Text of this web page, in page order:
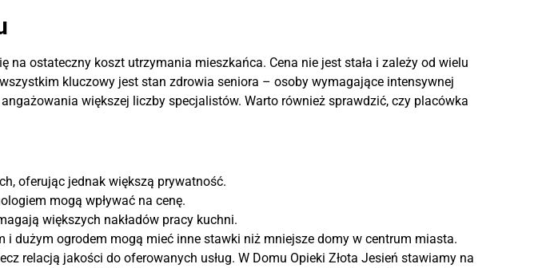
na ostateczny koszt utrzymania mieszkańca. Cena nie jest stała i zależy od wielu
kluczowy jest stan zdrowia seniora – osoby wymagające intensywnej
większej liczby specjalistów. Warto również sprawdzić, czy placówka
oferując jednak większą prywatność.
mogą wpływać na cenę.
większych nakładów pracy kuchni.
i dużym ogrodem mogą mieć inne stawki niż mniejsze domy w centrum miasta.
relacją jakości do oferowanych usług. W Domu Opieki Złota Jesień stawiamy na